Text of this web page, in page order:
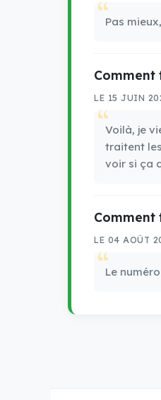
Pas
Comment
LE 15 JUIN
Voilà, je
traitent
voir si ça
Comment
LE 04 AOÛT
Le